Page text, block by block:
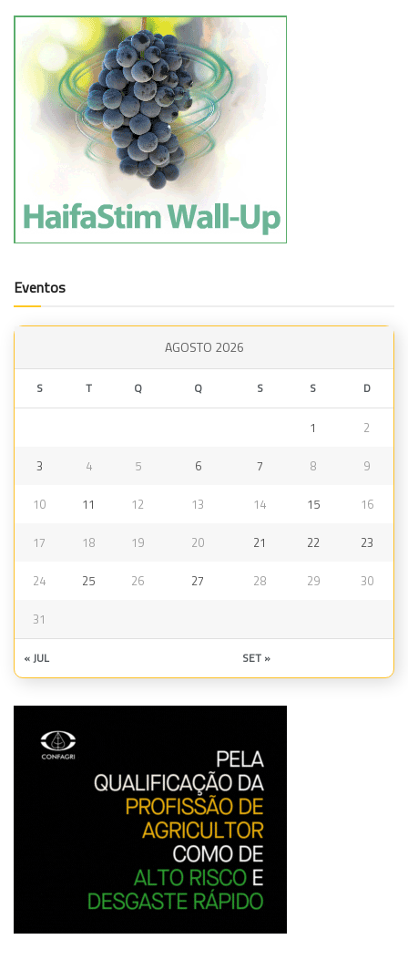
Eventos
AGOSTO 2026
S T Q Q S S D
1 2
3 4 5 6 7 8 9
10 11 12 13 14 15 16
17 18 19 20 21 22 23
24 25 26 27 28 29 30
31
« JUL SET »